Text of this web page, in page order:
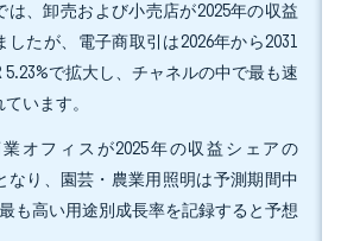
は、卸売および小売店が2025年の収益
したが、電子商取引は2026年から2031
で拡大し、チャネルの中で最も速
います。
オフィスが2025年の収益シェアの
なり、園芸・農業用照明は予測期間中
も高い用途別成長率を記録すると予想